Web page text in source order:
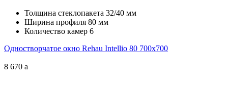
Толщина стеклопакета 32/40 мм
Ширина профиля 80 мм
Количество камер 6
Одностворчатое окно Rehau Intellio 80 700x700
8 670 a